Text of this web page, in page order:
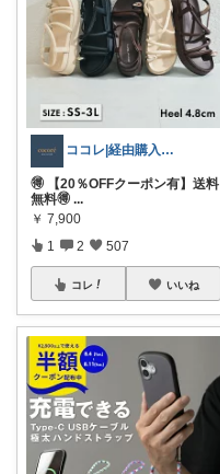
ココレ|経由購入ありがとうございます🌷
🉐 【20％OFFクーポン有】送料
無料🉐 ...
￥ 7,900
1 2 507
コレ いいね